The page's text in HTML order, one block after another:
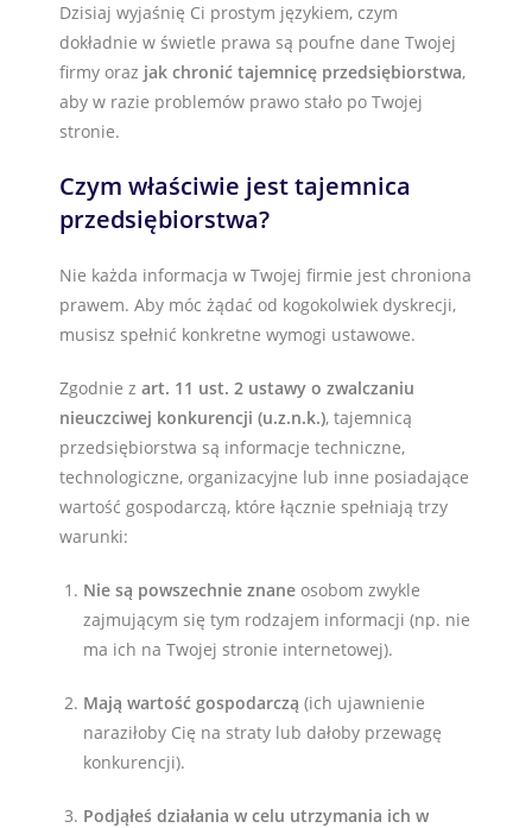
Dzisiaj wyjaśnię Ci prostym językiem, czym
dokładnie w świetle prawa są poufne dane Twojej
firmy oraz jak chronić tajemnicę przedsiębiorstwa,
aby w razie problemów prawo stało po Twojej
stronie.
Czym właściwie jest tajemnica
przedsiębiorstwa?
Nie każda informacja w Twojej firmie jest chroniona
prawem. Aby móc żądać od kogokolwiek dyskrecji,
musisz spełnić konkretne wymogi ustawowe.
Zgodnie z art. 11 ust. 2 ustawy o zwalczaniu
nieuczciwej konkurencji (u.z.n.k.), tajemnicą
przedsiębiorstwa są informacje techniczne,
technologiczne, organizacyjne lub inne posiadające
wartość gospodarczą, które łącznie spełniają trzy
warunki:
Nie są powszechnie znane osobom zwykle
zajmującym się tym rodzajem informacji (np. nie
ma ich na Twojej stronie internetowej).
Mają wartość gospodarczą (ich ujawnienie
naraziłoby Cię na straty lub dałoby przewagę
konkurencji).
Podjąłeś działania w celu utrzymania ich w